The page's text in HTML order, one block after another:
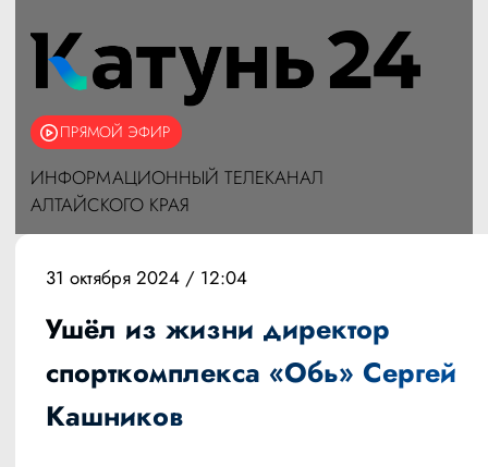
ПРЯМОЙ ЭФИР
ИНФОРМАЦИОННЫЙ ТЕЛЕКАНАЛ
АЛТАЙСКОГО КРАЯ
31 октября 2024 / 12:04
Ушёл из жизни директор
спорткомплекса «Обь» Сергей
Кашников